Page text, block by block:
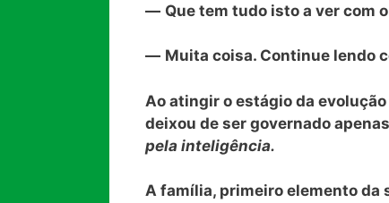
— Que tem tudo isto a ver com o
— Muita coisa. Continue lendo
Ao atingir o estágio da
deixou de ser governado
pela inteligência.
A família, primeiro elemento da